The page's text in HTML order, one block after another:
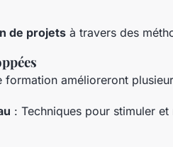
de projets à travers des
formation amélioreront
: Techniques pour stimuler